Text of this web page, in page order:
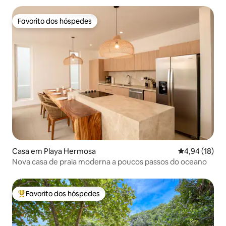
Favorito dos hóspedes
Favorito dos hóspedes
Casa em Playa Hermosa Classificação
4,94 (18)
Nova casa de praia moderna a poucos passos do oceano
Favoritos dos hóspedes mais apreciados
Favorito dos hóspedes